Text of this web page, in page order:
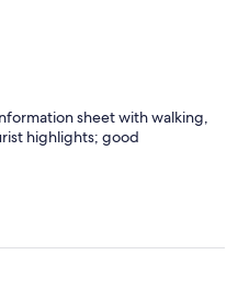
sheet with walking,
highlights; good